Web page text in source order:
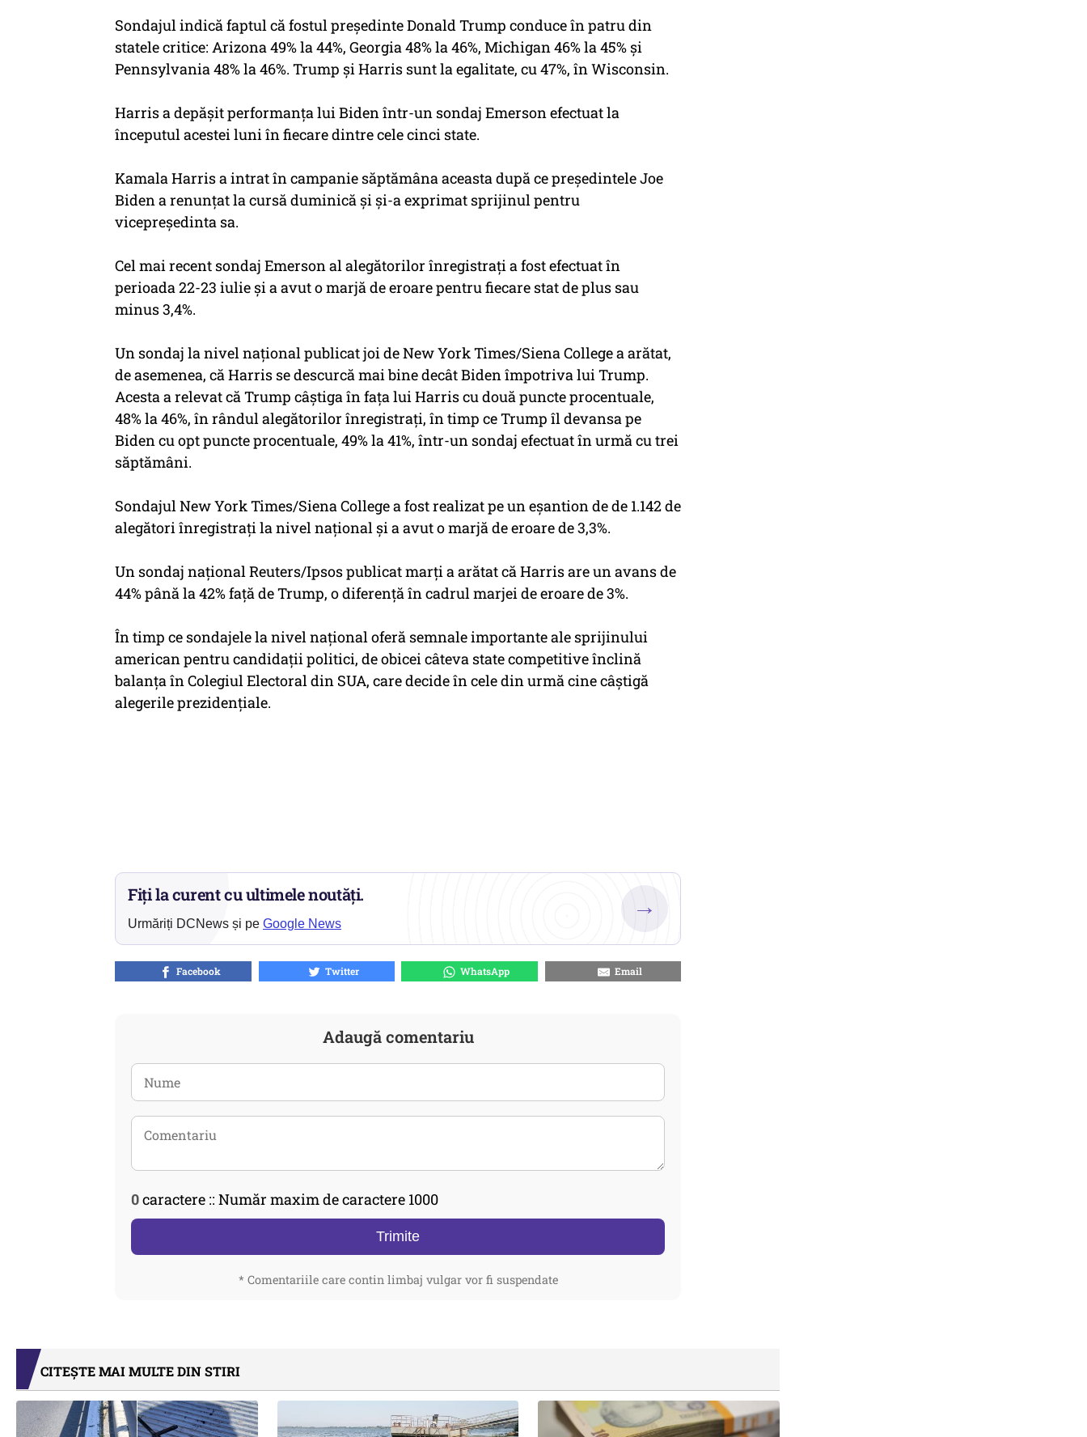
Sondajul indică faptul că fostul preşedinte Donald Trump conduce în patru din
statele critice: Arizona 49% la 44%, Georgia 48% la 46%, Michigan 46% la 45% şi
Pennsylvania 48% la 46%. Trump şi Harris sunt la egalitate, cu 47%, în Wisconsin.
Harris a depăşit performanţa lui Biden într-un sondaj Emerson efectuat la
începutul acestei luni în fiecare dintre cele cinci state.
Kamala Harris a intrat în campanie săptămâna aceasta după ce preşedintele Joe
Biden a renunţat la cursă duminică şi şi-a exprimat sprijinul pentru
vicepreşedinta sa.
Cel mai recent sondaj Emerson al alegătorilor înregistraţi a fost efectuat în
perioada 22-23 iulie şi a avut o marjă de eroare pentru fiecare stat de plus sau
minus 3,4%.
Un sondaj la nivel naţional publicat joi de New York Times/Siena College a arătat,
de asemenea, că Harris se descurcă mai bine decât Biden împotriva lui Trump.
Acesta a relevat că Trump câştiga în faţa lui Harris cu două puncte procentuale,
48% la 46%, în rândul alegătorilor înregistraţi, în timp ce Trump îl devansa pe
Biden cu opt puncte procentuale, 49% la 41%, într-un sondaj efectuat în urmă cu trei
săptămâni.
Sondajul New York Times/Siena College a fost realizat pe un eşantion de de 1.142 de
alegători înregistraţi la nivel naţional şi a avut o marjă de eroare de 3,3%.
Un sondaj naţional Reuters/Ipsos publicat marţi a arătat că Harris are un avans de
44% până la 42% faţă de Trump, o diferenţă în cadrul marjei de eroare de 3%.
În timp ce sondajele la nivel naţional oferă semnale importante ale sprijinului
american pentru candidaţii politici, de obicei câteva state competitive înclină
balanţa în Colegiul Electoral din SUA, care decide în cele din urmă cine câştigă
alegerile prezidenţiale.
Fiți la curent cu ultimele noutăți.
Urmăriți DCNews și pe Google News
→
Facebook Twitter WhatsApp Email
Adaugă comentariu
0caractere :: Număr maxim de caractere 1000
Trimite
* Comentariile care contin limbaj vulgar vor fi suspendate
CITEȘTE MAI MULTE DIN STIRI